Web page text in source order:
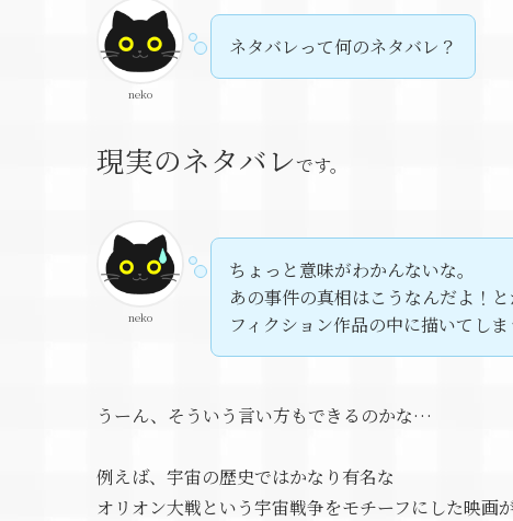
neko
ネタバレって何のネタバレ？
現実のネタバレです。
neko
ちょっと意味がわかんないな。
あの事件の真相はこうなんだよ！
フィクション作品の中に描いてし
うーん、そういう言い方もできるのかな…
例えば、宇宙の歴史ではかなり有名な
オリオン大戦という宇宙戦争をモチーフにした映画